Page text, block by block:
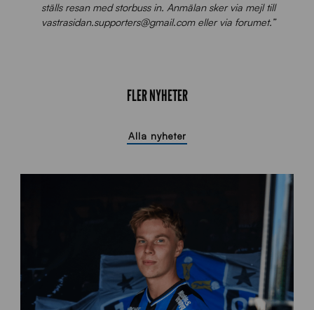
ställs resan med storbuss in. Anmälan sker via mejl till
vastrasidan.supporters@gmail.com eller via forumet.”
FLER NYHETER
Alla nyheter